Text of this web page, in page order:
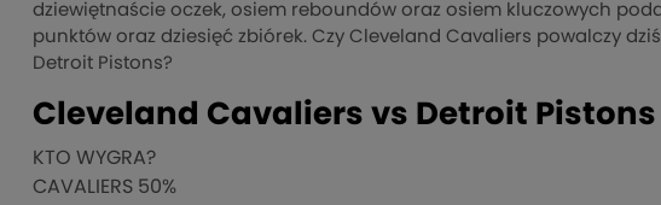
dziewiętnaście oczek, osiem reboundów oraz osiem kluczowych
punktów oraz dziesięć zbiórek. Czy Cleveland Cavaliers powalczy
Detroit Pistons?
Cleveland Cavaliers vs Detroit Pistons
KTO WYGRA?
CAVALIERS 50%